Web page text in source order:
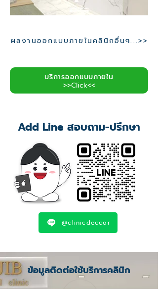
ผลงานออกแบบภายในคลินิกอื่นๆ...>>
บริการออกแบบภายใน
>>Click<<
Add Line สอบถาม-ปรึกษา
@clinicdeccor
ข้อมูลติดต่อใช้บริการคลินิก